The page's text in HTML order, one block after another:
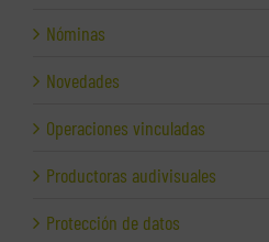
Nóminas
Novedades
Operaciones vinculadas
Productoras audivisuales
Protección de datos